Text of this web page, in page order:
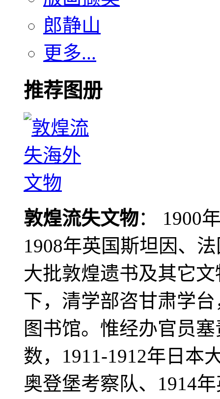
郎静山
更多...
推荐图册
敦煌流失文物： 1900
1908年英国斯坦因、
大批敦煌遗书及其它
下，清学部咨甘肃学
图书馆。惟经办官员
数，1911-1912年日本
奥登堡考察队、1914